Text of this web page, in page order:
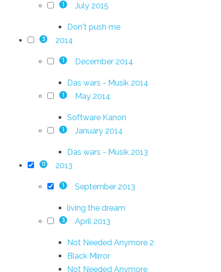
1 July 2015
Don't push me
3 2014
1 December 2014
Das wars - Musik 2014
1 May 2014
Software Kanon
1 January 2014
Das wars - Musik 2013
11 2013
1 September 2013
living the dream
3 April 2013
Not Needed Anymore 2
Black Mirror
Not Needed Anymore